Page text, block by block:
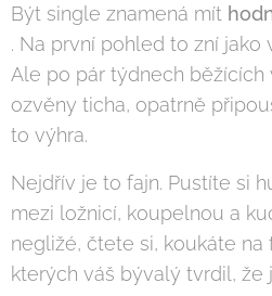
Být single znamená mít
. Na první pohled to zní jako
Ale po pár týdnech
ozvěny ticha, opatrně
to výhra.
Nejdřív je to fajn. Pustíte si
mezi ložnicí, koupelnou a
negližé, čtete si, koukáte na
kterých váš bývalý tvrdil, že